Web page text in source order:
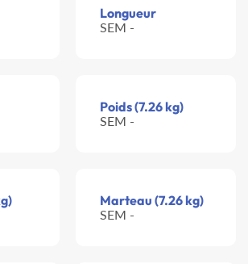
Longueur
SEM -
Poids (7.26 kg)
SEM -
Marteau (7.26 kg)
SEM -